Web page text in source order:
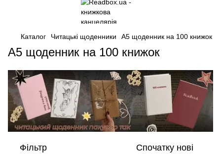
Каталог Читацькі щоденники А5 щоденник на 100 книжок
А5 щоденник на 100 книжок
Фільтр Спочатку нові